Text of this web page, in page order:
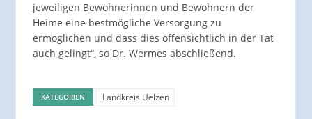
jeweiligen Bewohnerinnen und Bewohnern der
Heime eine bestmögliche Versorgung zu
ermöglichen und dass dies offensichtlich in der Tat
auch gelingt“, so Dr. Wermes abschließend.
KATEGORIEN Landkreis Uelzen